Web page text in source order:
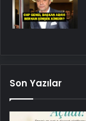
Son Yazılar